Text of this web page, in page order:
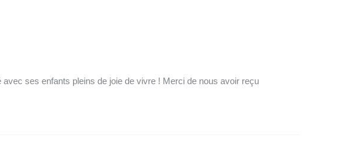
avec ses enfants pleins de joie de vivre ! Merci de nous avoir reçu